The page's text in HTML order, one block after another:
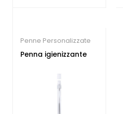
Penne Personalizzate
Penna igienizzante